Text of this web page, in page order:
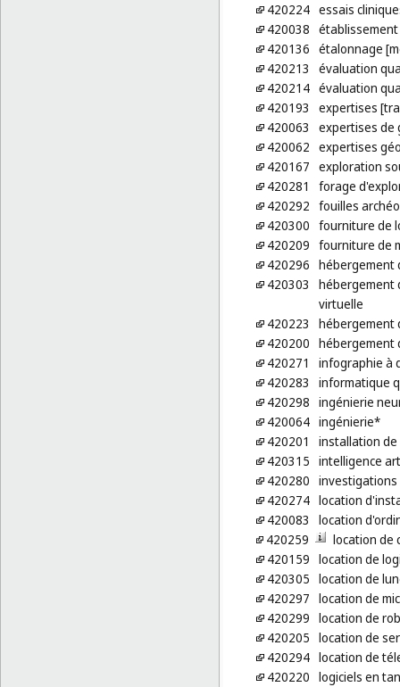
420224 essais
420038
420136 étalonnage
420213
évaluation
420214 évaluation
420193
expertises
420063
expertises de
420062 expertises
420167 exploration
420281
forage
420292 fouilles
420300 fourniture de
420209 fourniture de
420296 hébergement
420303
hébergement
virtuelle
420223
hébergement
420200 hébergement
420271
infographie à
420283
informatique
420298 ingénierie
420064 ingénierie*
420201
installation de
420315 intelligence
420280
420274 location
420083
location
420259
location de
420159 location de
420305 location de
420297 location de
420299 location de
420205 location de
420294 location de
420220 logiciels en